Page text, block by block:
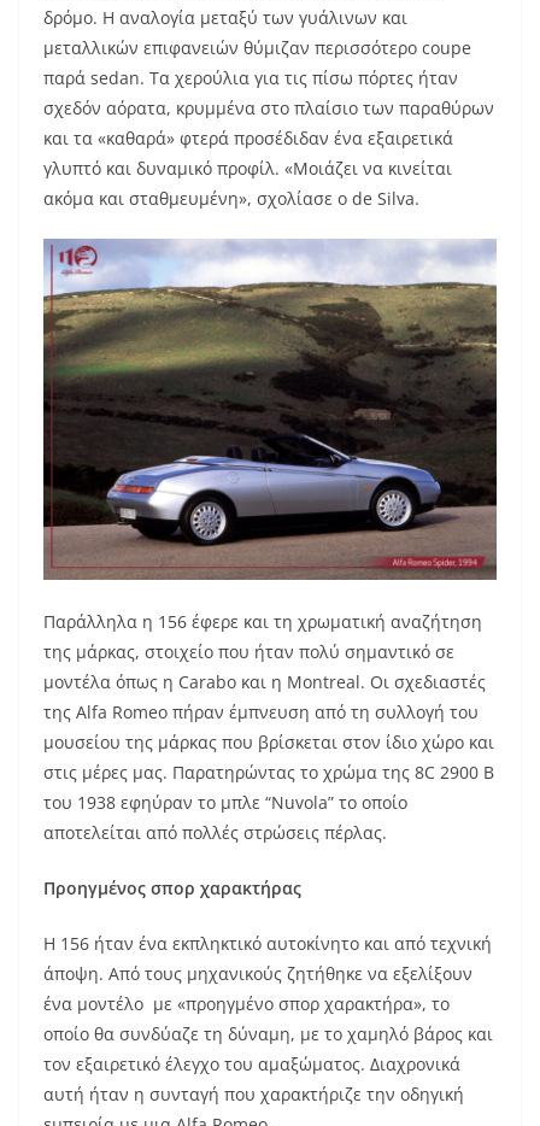
δρόμο. Η αναλογία μεταξύ των γυάλινων και
μεταλλικών επιφανειών θύμιζαν περισσότερο coupe
παρά sedan. Τα χερούλια για τις πίσω πόρτες ήταν
σχεδόν αόρατα, κρυμμένα στο πλαίσιο των παραθύρων
και τα «καθαρά» φτερά προσέδιδαν ένα εξαιρετικά
γλυπτό και δυναμικό προφίλ. «Μοιάζει να κινείται
ακόμα και σταθμευμένη», σχολίασε ο de Silva.
Παράλληλα η 156 έφερε και τη χρωματική αναζήτηση
της μάρκας, στοιχείο που ήταν πολύ σημαντικό σε
μοντέλα όπως η Carabo και η Montreal. Οι σχεδιαστές
της Alfa Romeo πήραν έμπνευση από τη συλλογή του
μουσείου της μάρκας που βρίσκεται στον ίδιο χώρο και
στις μέρες μας. Παρατηρώντας το χρώμα της 8C 2900 B
του 1938 εφηύραν το μπλε “Nuvola” το οποίο
αποτελείται από πολλές στρώσεις πέρλας.
Προηγμένος σπορ χαρακτήρας
Η 156 ήταν ένα εκπληκτικό αυτοκίνητο και από τεχνική
άποψη. Από τους μηχανικούς ζητήθηκε να εξελίξουν
ένα μοντέλο με «προηγμένο σπορ χαρακτήρα», το
οποίο θα συνδύαζε τη δύναμη, με το χαμηλό βάρος και
τον εξαιρετικό έλεγχο του αμαξώματος. Διαχρονικά
αυτή ήταν η συνταγή που χαρακτήριζε την οδηγική